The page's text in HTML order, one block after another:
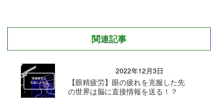
関連記事
2022年12月3日
【眼精疲労】眼の疲れを克服した先
の世界は脳に直接情報を送る！？